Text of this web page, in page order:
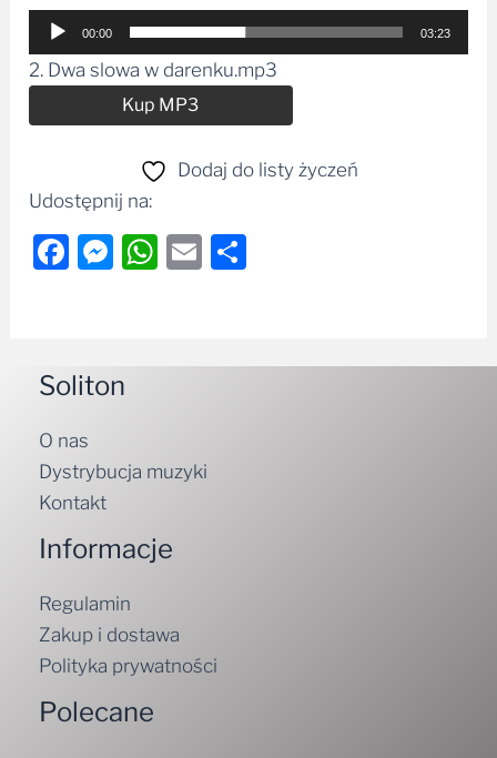
Odtwarzacz
plików
dźwiękowych
00:00 03:23
2. Dwa slowa w darenku.mp3
Kup MP3
Dodaj do listy życzeń
Udostępnij na:
Facebook
Messenger
WhatsApp
Email
Soliton
O nas
Dystrybucja muzyki
Kontakt
Informacje
Regulamin
Zakup i dostawa
Polityka prywatności
Polecane